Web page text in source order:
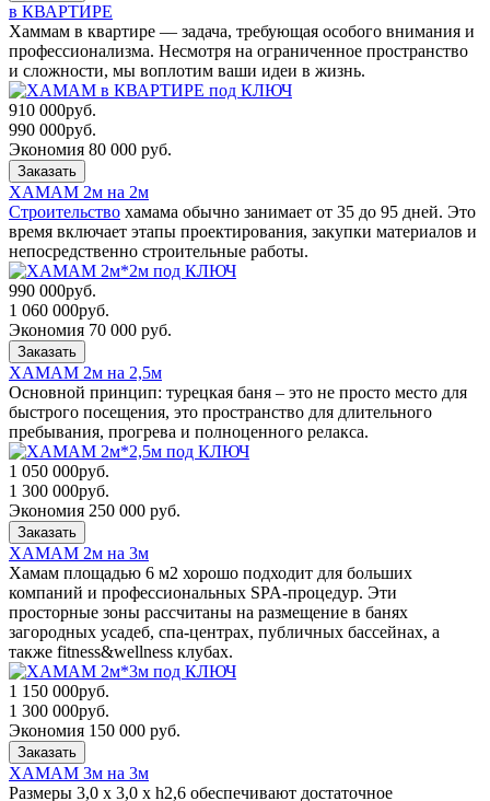
в КВАРТИРЕ
Хаммам в квартире — задача, требующая особого внимания и
профессионализма. Несмотря на ограниченное пространство
и сложности, мы воплотим ваши идеи в жизнь.
910 000руб.
990 000руб.
Экономия 80 000 руб.
Заказать
ХАМАМ 2м на 2м
Строительство хамама обычно занимает от 35 до 95 дней. Это
время включает этапы проектирования, закупки материалов и
непосредственно строительные работы.
990 000руб.
1 060 000руб.
Экономия 70 000 руб.
Заказать
ХАМАМ 2м на 2,5м
Основной принцип: турецкая баня – это не просто место для
быстрого посещения, это пространство для длительного
пребывания, прогрева и полноценного релакса.
1 050 000руб.
1 300 000руб.
Экономия 250 000 руб.
Заказать
ХАМАМ 2м на 3м
Хамам площадью 6 м2 хорошо подходит для больших
компаний и профессиональных SPA-процедур. Эти
просторные зоны рассчитаны на размещение в банях
загородных усадеб, спа-центрах, публичных бассейнах, а
также fitness&wellness клубах.
1 150 000руб.
1 300 000руб.
Экономия 150 000 руб.
Заказать
ХАМАМ 3м на 3м
Размеры 3,0 x 3,0 x h2,6 обеспечивают достаточное